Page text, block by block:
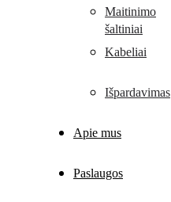
Maitinimo
šaltiniai
Kabeliai
Išpardavimas
Apie mus
Paslaugos